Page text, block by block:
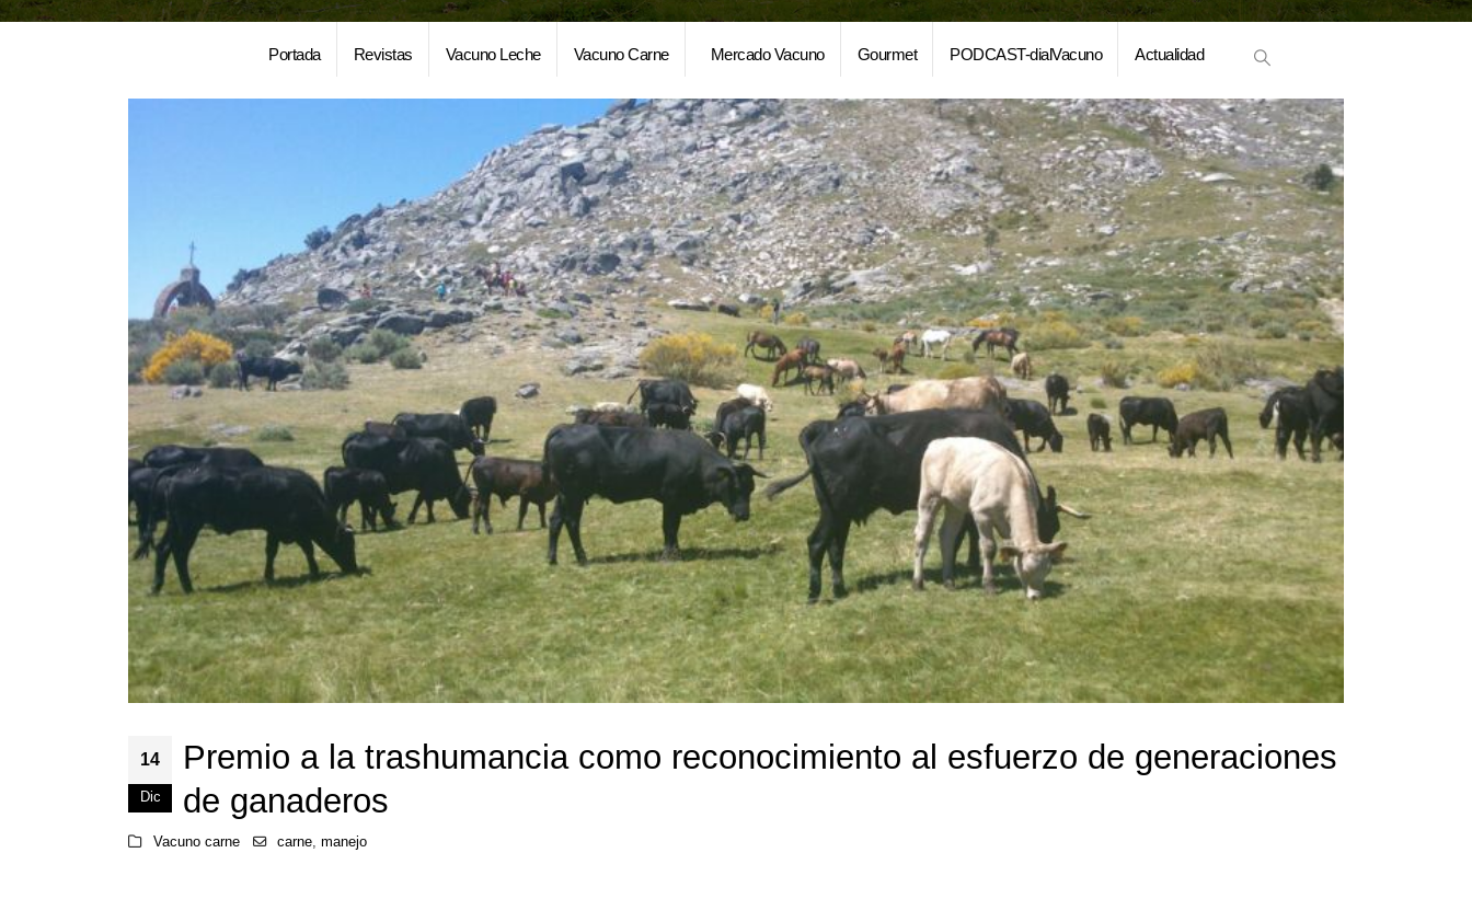
Portada Revistas Vacuno Leche Vacuno Carne Mercado Vacuno Gourmet PODCAST-dialVacuno Actualidad
14
Dic
Premio a la trashumancia como reconocimiento al esfuerzo de generaciones
de ganaderos
Vacuno carne carne,manejo